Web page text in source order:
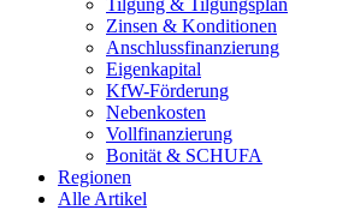
Tilgung & Tilgungsplan
Zinsen & Konditionen
Anschlussfinanzierung
Eigenkapital
KfW-Förderung
Nebenkosten
Vollfinanzierung
Bonität & SCHUFA
Regionen
Alle Artikel